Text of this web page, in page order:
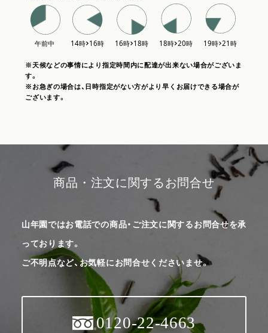
※天候などの事情により指定時間内に配達が出来ない場合がございま
す。
※お急ぎの場合は、日時指定がない方がより早くお届けできる場合が
ございます。
商品・注文に関するお問合せ
山年園ではお電話での商品・ご注文に関するお問合せを承
っております。
ご不明点など、お気軽にお問合せくださいませ。
0120-22-4663